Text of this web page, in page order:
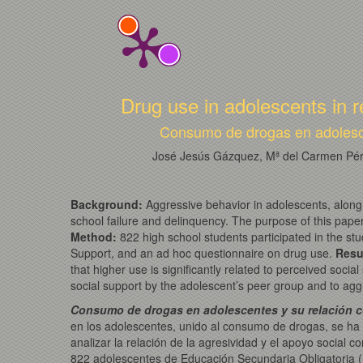
Drug use in adolescents in
Consumo de drogas en
José Jesús Gázquez, Mª del Carmen
Background: Aggressive behavior in adolescents,
school failure and delinquency. The purpose of this
Method: 822 high school students participated in the
Support, and an ad hoc questionnaire on drug use.
that higher use is significantly related to perceived
social support by the adolescent’s peer group and to
Consumo de drogas en adolescentes y su
en los adolescentes, unido al consumo de drogas, se
analizar la relación de la agresividad y el apoyo social
822 adolescentes de Educación Secundaria